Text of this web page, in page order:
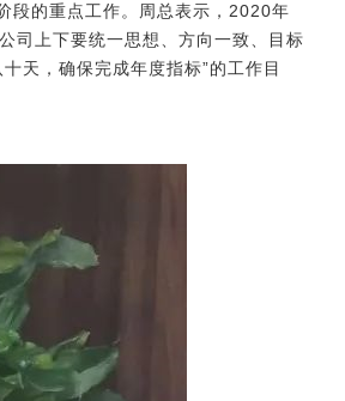
段的重点工作。 周总表示， 2020年
公司上下要统一思想、方向一致、目标
十天，确保完成年度指标”的工作目